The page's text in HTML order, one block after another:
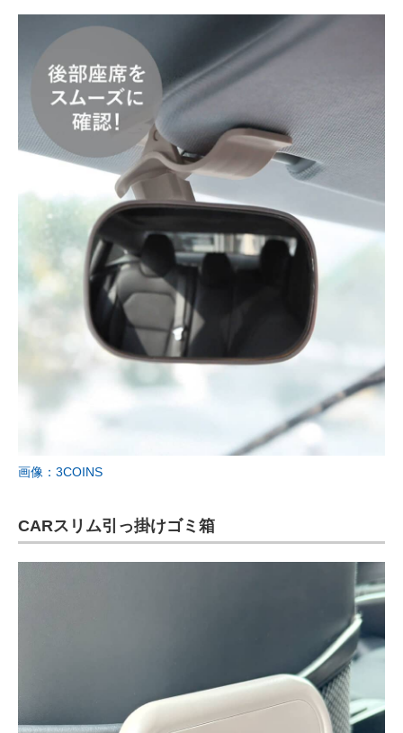
画像：3COINS
CARスリム引っ掛けゴミ箱